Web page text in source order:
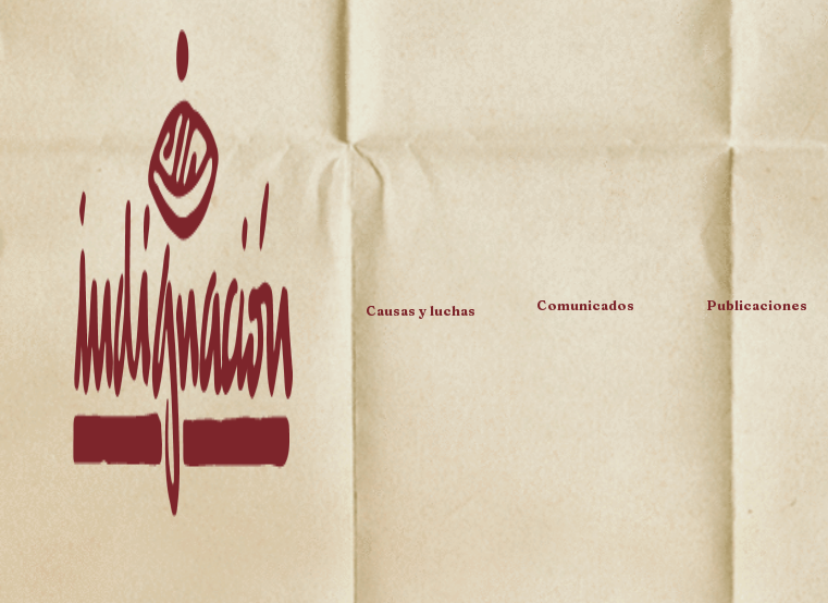
Causas y luchas Comunicados Publicaciones